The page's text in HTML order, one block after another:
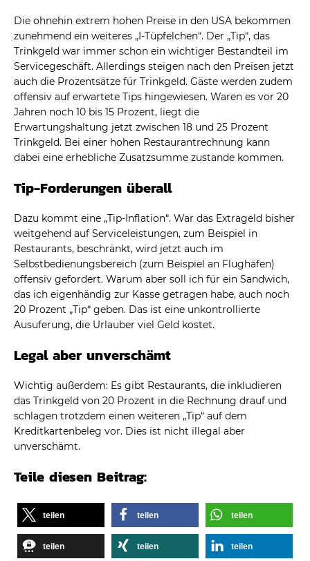
Die ohnehin extrem hohen Preise in den USA bekommen
zunehmend ein weiteres „I-Tüpfelchen“. Der „Tip“, das
Trinkgeld war immer schon ein wichtiger Bestandteil im
Servicegeschäft. Allerdings steigen nach den Preisen jetzt
auch die Prozentsätze für Trinkgeld. Gäste werden zudem
offensiv auf erwartete Tips hingewiesen. Waren es vor 20
Jahren noch 10 bis 15 Prozent, liegt die
Erwartungshaltung jetzt zwischen 18 und 25 Prozent
Trinkgeld. Bei einer hohen Restaurantrechnung kann
dabei eine erhebliche Zusatzsumme zustande kommen.
Tip-Forderungen überall
Dazu kommt eine „Tip-Inflation“. War das Extrageld bisher
weitgehend auf Serviceleistungen, zum Beispiel in
Restaurants, beschränkt, wird jetzt auch im
Selbstbedienungsbereich (zum Beispiel an Flughäfen)
offensiv gefordert. Warum aber soll ich für ein Sandwich,
das ich eigenhändig zur Kasse getragen habe, auch noch
20 Prozent „Tip“ geben. Das ist eine unkontrollierte
Ausuferung, die Urlauber viel Geld kostet.
Legal aber unverschämt
Wichtig außerdem: Es gibt Restaurants, die inkludieren
das Trinkgeld von 20 Prozent in die Rechnung drauf und
schlagen trotzdem einen weiteren „Tip“ auf dem
Kreditkartenbeleg vor. Dies ist nicht illegal aber
unverschämt.
Teile diesen Beitrag:
teilen teilen teilen
teilen teilen teilen